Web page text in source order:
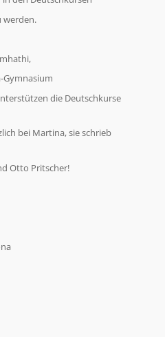
werden.
Gymnasium
die Deutschkurse
bei Martina, sie schrieb
Otto Pritscher!